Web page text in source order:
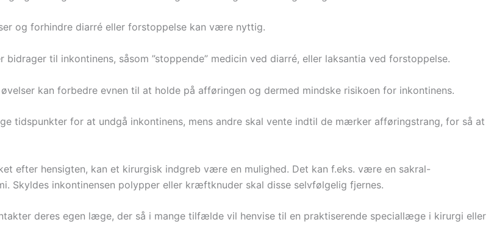
og forhindre diarré eller forstoppelse kan være nyttig.
til inkontinens, såsom ”stoppende” medicin ved diarré, eller laksantia ved forstoppelse.
kan forbedre evnen til at holde på afføringen og dermed mindske risikoen for inkontinens.
tidspunkter for at undgå inkontinens, mens andre skal vente indtil de mærker afføringstrang, for så at
efter hensigten, kan et kirurgisk indgreb være en mulighed. Det kan f.eks. være en sakral-
Skyldes inkontinensen polypper eller kræftknuder skal disse selvfølgelig fjernes.
deres egen læge, der så i mange tilfælde vil henvise til en praktiserende speciallæge i kirurgi eller